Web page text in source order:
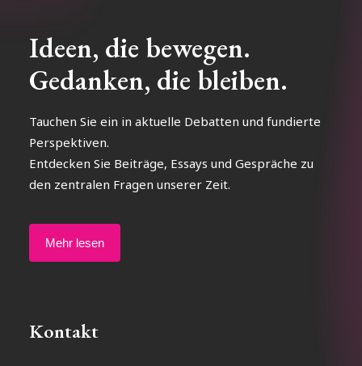
Ideen, die bewegen.
Gedanken, die bleiben.
Tauchen Sie ein in aktuelle Debatten und fundierte
Perspektiven.
Entdecken Sie Beiträge, Essays und Gespräche zu
den zentralen Fragen unserer Zeit.
Mehr lesen
Kontakt